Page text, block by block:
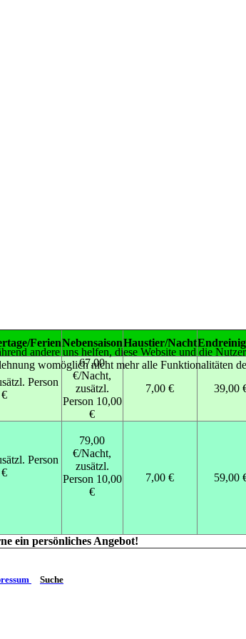
FerienNebensaisonHaustier/Nacht
Person
67,00
€/Nacht,
zusätzl.
Person 10,00
€
7,00 € 39,00
Person
79,00
€/Nacht,
zusätzl.
Person 10,00
€
7,00 € 59,00
ein persönliches Angebot!
Suche
andere uns helfen, diese Website und die
womöglich nicht mehr alle Funktionalitäten